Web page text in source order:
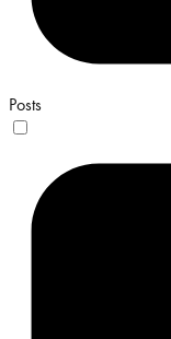
Posts